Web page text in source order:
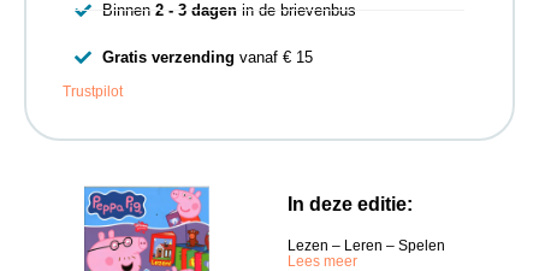
In deze editie:
Lezen – Leren – Spelen
Lees meer
Binnen 2 - 3 dagenin de brievenbus
Gratis verzending vanaf € 15
Trustpilot